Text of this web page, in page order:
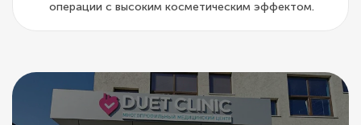
операции с высоким косметическим эффектом.